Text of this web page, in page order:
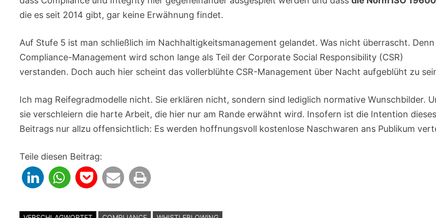
die es seit 2014 gibt, gar keine Erwähnung findet.
Auf Stufe 5 ist man schließlich im Nachhaltigkeitsmanagement gelandet. Was nicht überrascht. Denn
Compliance-Management wird schon lange als Teil der Corporate Social Responsibility (CSR)
verstanden. Doch auch hier scheint das vollerblühte CSR-Management über Nacht aufgeblüht zu
Ich mag Reifegradmodelle nicht. Sie erklären nicht, sondern sind lediglich normative Wunschbilder.
sie verschleiern die harte Arbeit, die hier nur am Rande erwähnt wird. Insofern ist die Intention dieses
Beitrags nur allzu offensichtlich: Es werden hoffnungsvoll kostenlose Naschwaren ans Publikum
Teile diesen Beitrag: